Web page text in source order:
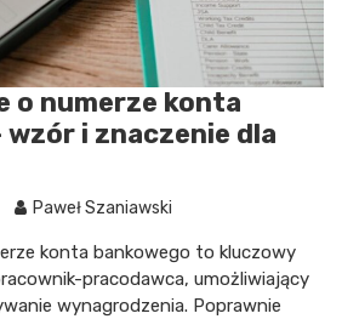
o numerze konta
wzór i znaczenie dla
Paweł Szaniawski
konta bankowego to kluczowy
pracodawca, umożliwiający
wynagrodzenia. Poprawnie